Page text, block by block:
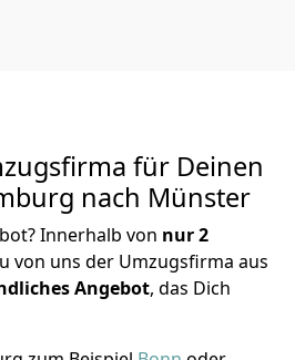
für Deinen
nach Münster
Innerhalb von nur 2
von uns der Umzugsfirma aus
Angebot, das Dich